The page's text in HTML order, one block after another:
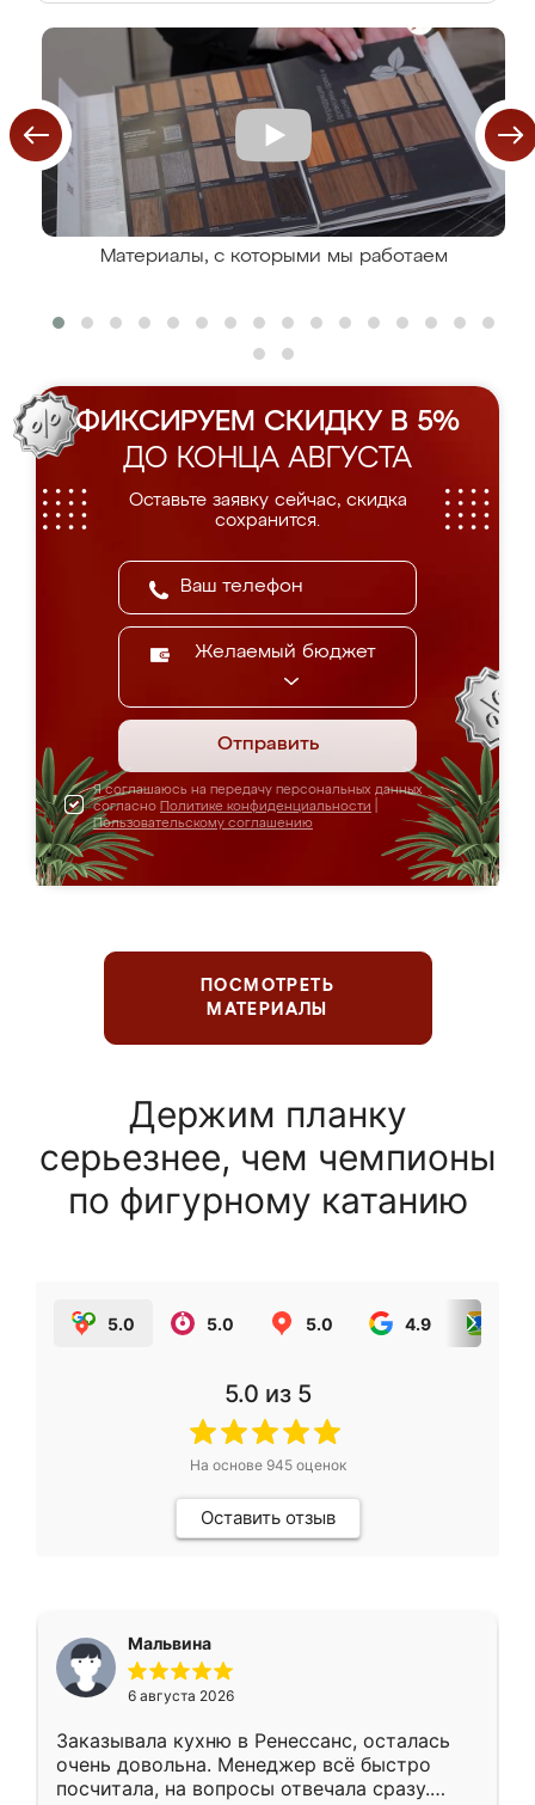
Материалы, с которыми мы работаем
ФИКСИРУЕМ СКИДКУ В 5%
ДО КОНЦА АВГУСТА
Оставьте заявку сейчас, скидка
сохранится.
Желаемый бюджет
Отправить
Я соглашаюсь на передачу персональных данных
согласно Политике конфиденциальности
Пользовательскому соглашению
ПОСМОТРЕТЬ
МАТЕРИАЛЫ
Держим планку
серьезнее, чем чемпионы
по фигурному катанию
5.0 5.0 5.0 4.9
5.0 из 5
На основе 945оценок
Оставить отзыв
Мальвина
6 августа 2026
Заказывала кухню в Ренессанс, осталась
очень довольна. Менеджер всё быстро
посчитала, на вопросы отвечала сразу.